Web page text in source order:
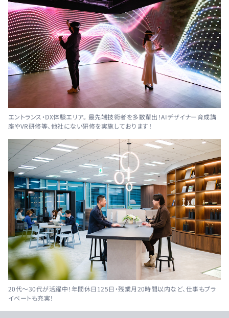
エントランス・DX体験エリア。 最先端技術者を多数輩出！AIデザイナー育成講
座やVR研修等、他社にない研修を実施しております！
20代～30代が活躍中！年間休日125日・残業月20時間以内など、仕事もプラ
イベートも充実！